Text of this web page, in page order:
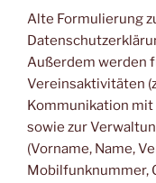
Alte Formulierung
Außerdem werden
Vereinsaktivitäten
Kommunikation
sowie zur
(Vorname, Name,
Mobilfunknummer,